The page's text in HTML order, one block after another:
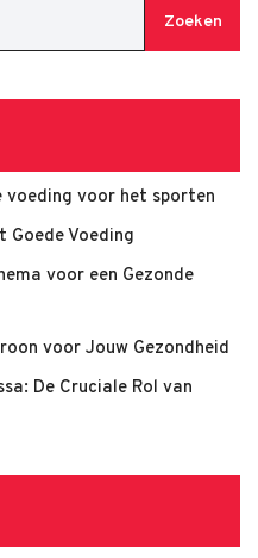
Zoeken
voor het sporten
Goede Voeding
voor een Gezonde
voor Jouw Gezondheid
De Cruciale Rol van